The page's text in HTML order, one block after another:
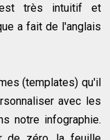
très intuitif et
a fait de l'anglais
(templates) qu'il
avec les
notre infographie.